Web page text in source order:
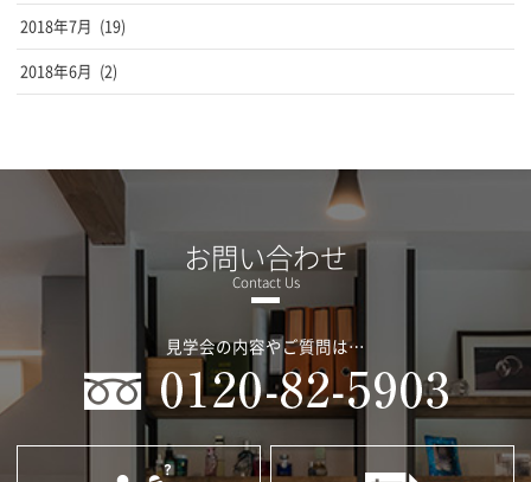
2018年7月 (19)
2018年6月 (2)
お問い合わせ
見学会の内容やご質問は…